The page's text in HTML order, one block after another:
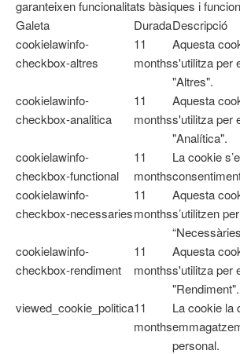
garanteixen funcionalitats bàsiques i
Galeta
DuradaDescripció
cookielawinfo-
checkbox-altres
11
months
Aquesta
s'utilitza per
"Altres".
cookielawinfo-
checkbox-analitica
11
months
Aquesta
s'utilitza per
"Analítica".
cookielawinfo-
checkbox-functional
11
months
La cookie
cookielawinfo-
checkbox-necessaries
11
months
Aquesta
s’utilitzen
cookielawinfo-
checkbox-rendiment
11
months
Aquesta
s'utilitza per
"Rendiment".
viewed_cookie_politica11
months
La cookie la
personal.